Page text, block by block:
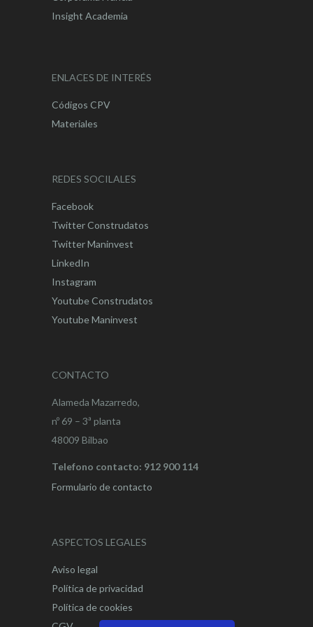
Insight Academia
ENLACES DE INTERÉS
Códigos CPV
Materiales
REDES SOCILALES
Facebook
Twitter Construdatos
Twitter Maninvest
LinkedIn
Instagram
Youtube Construdatos
Youtube Maninvest
CONTACTO
Alameda Mazarredo,
nº 69 – 3ª planta
48009 Bilbao
Telefono contacto: 912 900 114
Formulario de contacto
ASPECTOS LEGALES
Aviso legal
Política de privacidad
Política de cookies